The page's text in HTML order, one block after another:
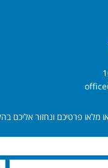
מלאו פרטיכם ונחזור אליכם